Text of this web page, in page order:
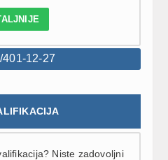
401-12-27
Niste zadovoljni